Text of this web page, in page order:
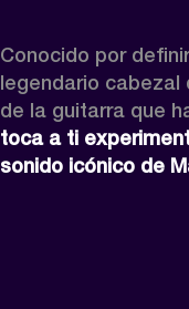
Conocido por
legendario cabezal
de la guitarra que
toca a ti
sonido icónico de